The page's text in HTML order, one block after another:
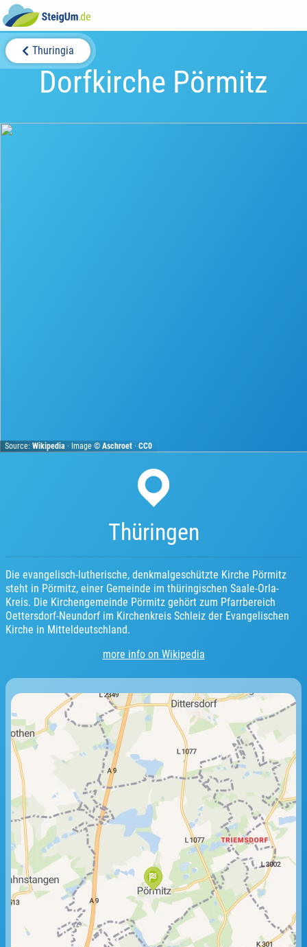
Thuringia
Dorfkirche Pörmitz
Source:Wikipedia · Image ©Aschroet ·CC0
Thüringen
Die evangelisch-lutherische, denkmalgeschützte Kirche Pörmitz
steht in Pörmitz, einer Gemeinde im thüringischen Saale-Orla-
Kreis. Die Kirchengemeinde Pörmitz gehört zum Pfarrbereich
Oettersdorf-Neundorf im Kirchenkreis Schleiz der Evangelischen
Kirche in Mitteldeutschland.
more info on Wikipedia